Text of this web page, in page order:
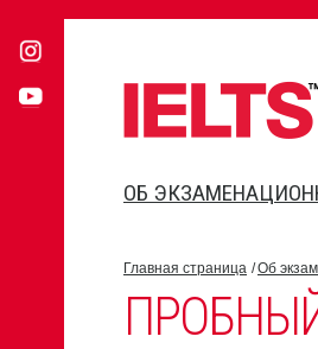
ОБ
Главная страница Об